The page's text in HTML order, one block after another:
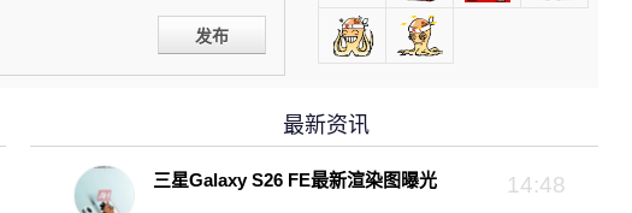
发布
最新资讯
14:48
三星Galaxy S26 FE最新渲染图曝光